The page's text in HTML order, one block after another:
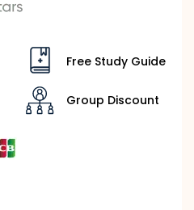
Free Study Guide
Group Discount